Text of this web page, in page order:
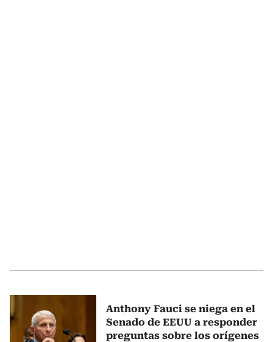
Anthony Fauci se niega en el
Senado de EEUU a responder
preguntas sobre los orígenes